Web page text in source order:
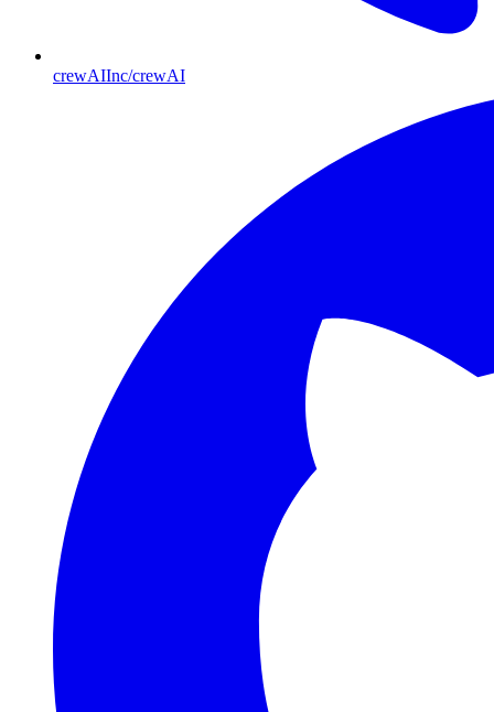
crewAIInc/crewAI